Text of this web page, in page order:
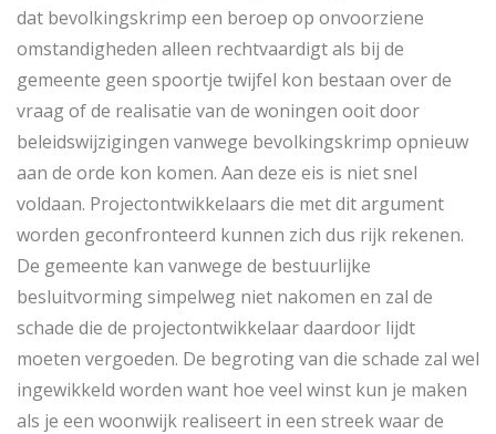
dat bevolkingskrimp een beroep op onvoorziene
omstandigheden alleen rechtvaardigt als bij de
gemeente geen spoortje twijfel kon bestaan over de
vraag of de realisatie van de woningen ooit door
beleidswijzigingen vanwege bevolkingskrimp opnieuw
aan de orde kon komen. Aan deze eis is niet snel
voldaan. Projectontwikkelaars die met dit argument
worden geconfronteerd kunnen zich dus rijk rekenen.
De gemeente kan vanwege de bestuurlijke
besluitvorming simpelweg niet nakomen en zal de
schade die de projectontwikkelaar daardoor lijdt
moeten vergoeden. De begroting van die schade zal wel
ingewikkeld worden want hoe veel winst kun je maken
als je een woonwijk realiseert in een streek waar de